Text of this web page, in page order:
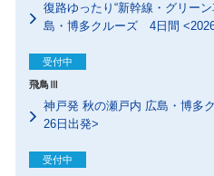
復路ゆったり“新幹線・グリー
島・博多クルーズ 4日間
飛鳥Ⅲ
受付中
神戸発 秋の瀬戸内 広島・博多
26日出発>
受付中